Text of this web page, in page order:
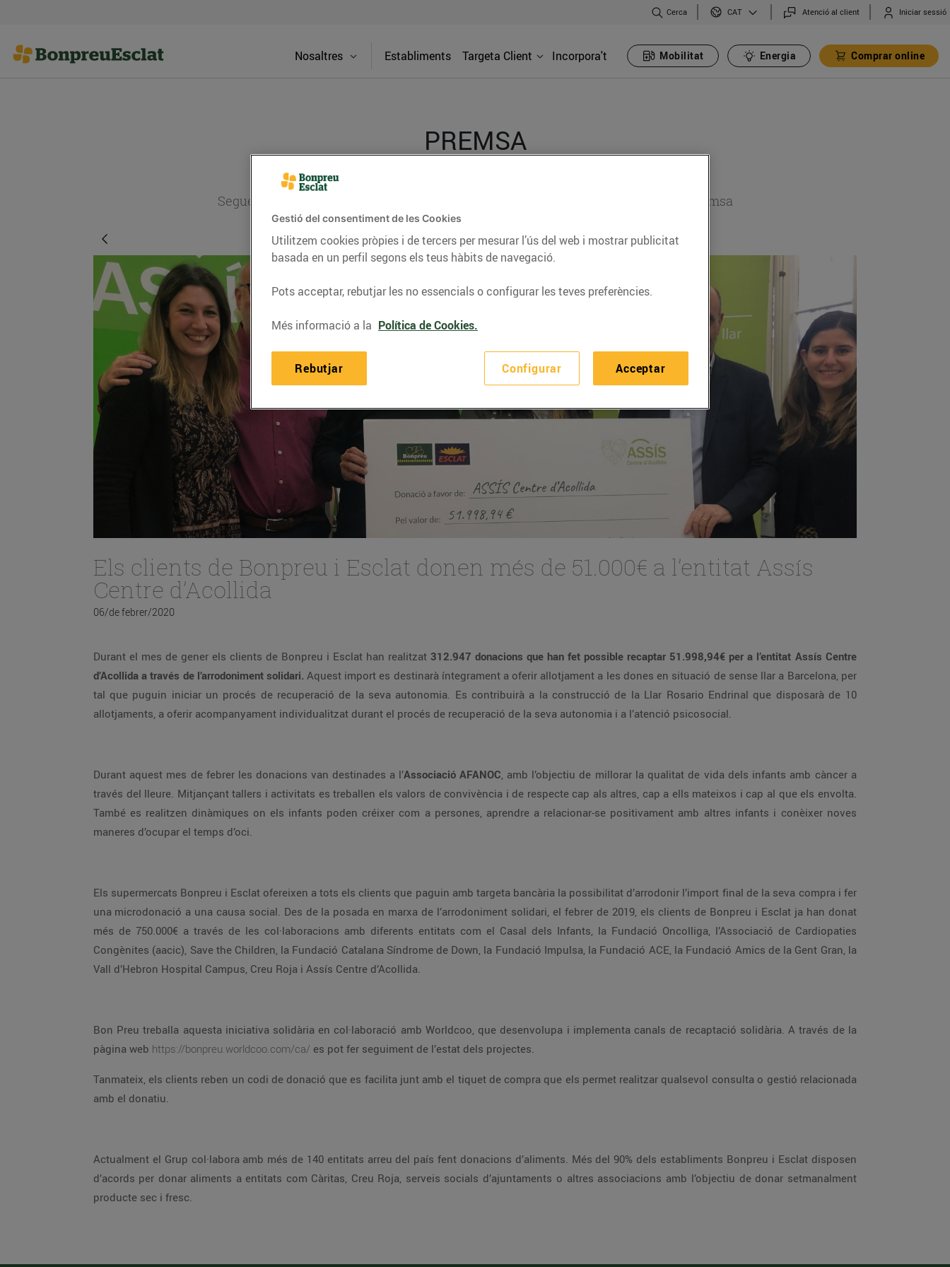
Cerca CAT Atenció al client Iniciar sessió
Nosaltres Establiments Targeta Client Incorpora't Mobilitat Energia Comprar online
PREMSA
Segueix l'actualitat dels supermercats Bonpreu i Esclat a través de la secció de premsa
Els clients de Bonpreu i Esclat donen més de 51.000€ a l’entitat Assís
Centre d’Acollida
06/de febrer/2020
Durant el mes de gener els clients de Bonpreu i Esclat han realitzat 312.947 donacions que han fet possible recaptar 51.998,94€ per a l’entitat Assís Centre
d’Acollida a través de l’arrodoniment solidari. Aquest import es destinarà íntegrament a oferir allotjament a les dones en situació de sense llar a Barcelona, per
tal que puguin iniciar un procés de recuperació de la seva autonomia. Es contribuirà a la construcció de la Llar Rosario Endrinal que disposarà de 10
allotjaments, a oferir acompanyament individualitzat durant el procés de recuperació de la seva autonomia i a l’atenció psicosocial.
Durant aquest mes de febrer les donacions van destinades a l’Associació AFANOC, amb l’objectiu de millorar la qualitat de vida dels infants amb càncer a
través del lleure. Mitjançant tallers i activitats es treballen els valors de convivència i de respecte cap als altres, cap a ells mateixos i cap al que els envolta.
També es realitzen dinàmiques on els infants poden créixer com a persones, aprendre a relacionar-se positivament amb altres infants i conèixer noves
maneres d’ocupar el temps d’oci.
Els supermercats Bonpreu i Esclat ofereixen a tots els clients que paguin amb targeta bancària la possibilitat d’arrodonir l’import final de la seva compra i fer
una microdonació a una causa social. Des de la posada en marxa de l’arrodoniment solidari, el febrer de 2019, els clients de Bonpreu i Esclat ja han donat
més de 750.000€ a través de les col·laboracions amb diferents entitats com el Casal dels Infants, la Fundació Oncolliga, l’Associació de Cardiopaties
Congènites (aacic), Save the Children, la Fundació Catalana Síndrome de Down, la Fundació Impulsa, la Fundació ACE, la Fundació Amics de la Gent Gran, la
Vall d’Hebron Hospital Campus, Creu Roja i Assís Centre d’Acollida.
Bon Preu treballa aquesta iniciativa solidària en col·laboració amb Worldcoo, que desenvolupa i implementa canals de recaptació solidària. A través de la
pàgina web https://bonpreu.worldcoo.com/ca/ es pot fer seguiment de l’estat dels projectes.
Tanmateix, els clients reben un codi de donació que es facilita junt amb el tiquet de compra que els permet realitzar qualsevol consulta o gestió relacionada
amb el donatiu.
Actualment el Grup col·labora amb més de 140 entitats arreu del país fent donacions d’aliments. Més del 90% dels establiments Bonpreu i Esclat disposen
d’acords per donar aliments a entitats com Càritas, Creu Roja, serveis socials d’ajuntaments o altres associacions amb l’objectiu de donar setmanalment
producte sec i fresc.
Gestió del consentiment de les Cookies
Utilitzem cookies pròpies i de tercers per mesurar l’ús del web i mostrar publicitat
basada en un perfil segons els teus hàbits de navegació.
Pots acceptar, rebutjar les no essencials o configurar les teves preferències.
Més informació a la Política de Cookies.
Configurar
Rebutjar Acceptar